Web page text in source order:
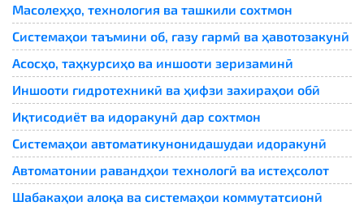
Масолеҳҳо, технология ва ташкили сохтмон
Системаҳои таъмини об, газу гармӣ ва ҳавотозакунӣ
Асосҳо, таҳкурсиҳо ва иншооти зеризаминӣ
Иншооти гидротехникӣ ва ҳифзи захираҳои обӣ
Иқтисодиёт ва идоракунӣ дар сохтмон
Системаҳои автоматикунонидашудаи идоракунӣ
Автоматонии равандҳои технологӣ ва истеҳсолот
Шабакаҳои алоқа ва системаҳои коммутатсионӣ